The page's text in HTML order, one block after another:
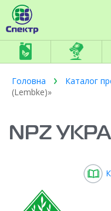
Головна Каталог
(Lembke)»
NPZ